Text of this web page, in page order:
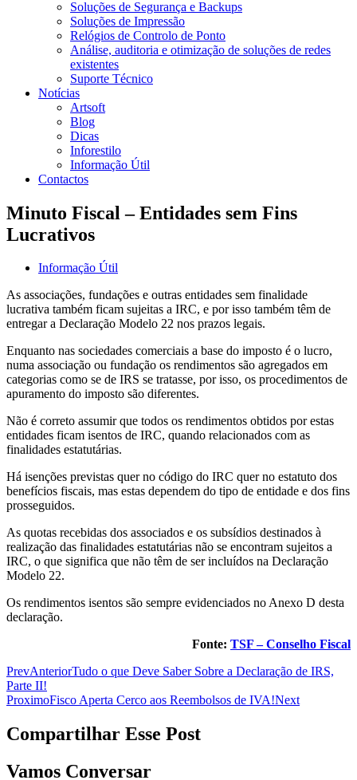
Soluções de Segurança e Backups
Soluções de Impressão
Relógios de Controlo de Ponto
Análise, auditoria e otimização de soluções de redes
existentes
Suporte Técnico
Notícias
Artsoft
Blog
Dicas
Inforestilo
Informação Útil
Contactos
Minuto Fiscal – Entidades sem Fins
Lucrativos
Informação Útil
As associações, fundações e outras entidades sem finalidade
lucrativa também ficam sujeitas a IRC, e por isso também têm de
entregar a Declaração Modelo 22 nos prazos legais.
Enquanto nas sociedades comerciais a base do imposto é o lucro,
numa associação ou fundação os rendimentos são agregados em
categorias como se de IRS se tratasse, por isso, os procedimentos de
apuramento do imposto são diferentes.
Não é correto assumir que todos os rendimentos obtidos por estas
entidades ficam isentos de IRC, quando relacionados com as
finalidades estatutárias.
Há isenções previstas quer no código do IRC quer no estatuto dos
benefícios fiscais, mas estas dependem do tipo de entidade e dos fins
prosseguidos.
As quotas recebidas dos associados e os subsídios destinados à
realização das finalidades estatutárias não se encontram sujeitos a
IRC, o que significa que não têm de ser incluídos na Declaração
Modelo 22.
Os rendimentos isentos são sempre evidenciados no Anexo D desta
declaração.
Fonte: TSF – Conselho Fiscal
PrevAnteriorTudo o que Deve Saber Sobre a Declaração de IRS,
Parte II!
ProximoFisco Aperta Cerco aos Reembolsos de IVA!Next
Compartilhar Esse Post
Vamos Conversar